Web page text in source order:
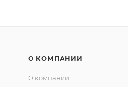
О КОМПАНИИ
О компании